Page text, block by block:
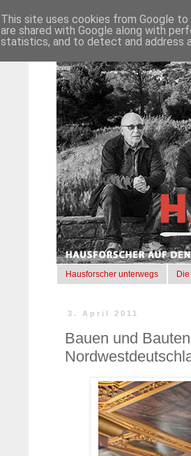
Hausforscher unterwegs
3. April 2011
Bauen und
This site uses cookies from Google
are shared with Google along with
statistics, and to detect and address